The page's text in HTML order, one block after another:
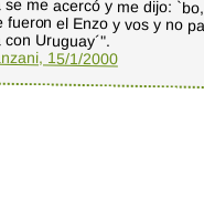
Uruguay´".
15/1/2000